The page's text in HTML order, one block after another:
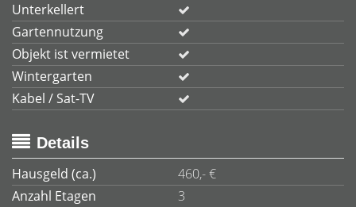
Unterkellert
Gartennutzung
Objekt ist vermietet
Wintergarten
Kabel / Sat-TV
Details
Hausgeld (ca.)
460,- €
Anzahl Etagen
3